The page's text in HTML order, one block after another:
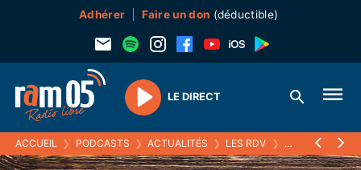
Adhérer Faire un don (déductible)
Play
LE DIRECT
ACCUEIL ❯ PODCASTS ❯ ACTUALITÉS ❯ LES RDV ❯ 09 MAI 2022